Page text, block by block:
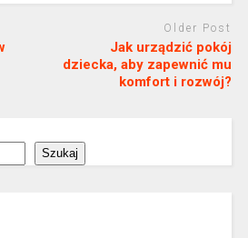
Older Post
Jak urządzić pokój
dziecka, aby zapewnić mu
komfort i rozwój?
Szukaj